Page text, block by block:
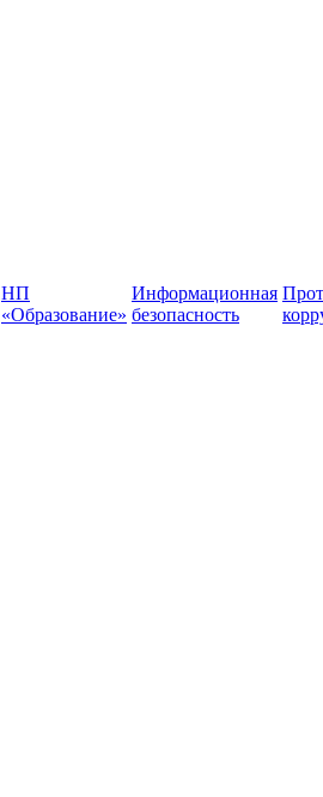
НП
«Образование»
Информационная
безопасность